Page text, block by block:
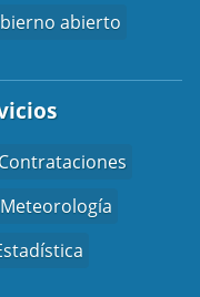
abierto
Contrataciones
Meteorología